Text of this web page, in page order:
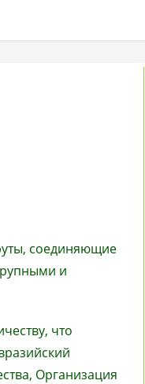
соединяющие
и
что
Организация